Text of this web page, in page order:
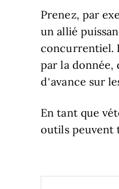
Prenez, par
un allié
concurrentiel.
par la donnée,
d’avance sur
En tant que
outils peuvent